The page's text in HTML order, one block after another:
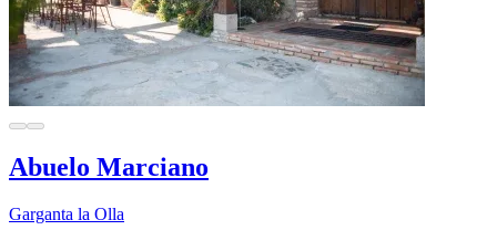
Abuelo Marciano
Garganta la Olla